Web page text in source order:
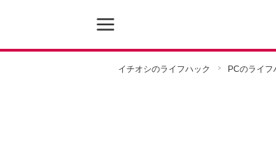
イチオシのライフハック PCのライフ